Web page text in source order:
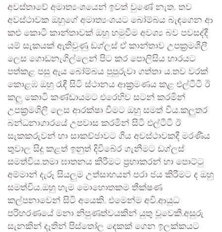
අවස්තාවේ අමාත්‍යංශයෙන් ඉවත් වුණේ නැත. තව
අවස්ථාවක ඔහුගේ අමාත්‍යංශයට බෝම්බය බැඳගෙන ආ
කළු කොටි කාන්තාවක් ඔහු හමුවීම අවශ්‍ය බව පවසද්දී
යම් සැකයක් ඇතිවුණු ඩග්ලස් ඒ කාන්තාව උපක්‍රමශීලී
ලෙස ගොඩනැගිල්ලෙන් පිට කර පොලිසිය භාරයට
පත්කළ පසු ඇය බෝම්බය පුපුරුවා ගත්තා ය.තව වරක්
කොළඹ ඔහු රැඳී සිටි ස්ථානය ආක්‍රමණය කළ එල්ටීටී ඊ
කලු කොටි කණ්ඩායමට එරෙහිව සටන් කරමින්
උපක්‍රමශිලී ලෙස ආරක්ෂා වීමට ඔහු සමත් විය.කලුතර
බන්ධනාගාරයේ උපවාස කරමින් සිටි එල්ටීටී ඊ
සැකකරුවන් හා සාකච්ඡාවට ගිය අවස්ථාවකදී මරණීය
තුවාල සිදු කළත් ඉනුත් දිවිබේර ගැනීමට ඩග්ලස්
සමත්විය.තමා ඝාතනය කිරීමට ප්‍රභාකරන් හා පොට්ටු
අම්මාන් දැරූ සියලුම උත්සාහයන් පරා ජය කිරීමට ද ඔහු
සමත්විය.ඔහු හැම මොහොතකම තීක්ෂණ
කල්පනාවෙන් සිටි අයෙකි. එමෙන්ම අවි.ආයුධ
පරිහරණයේ මනා නිපුණත්වයකින්‍ යුතු වූවෙකි.අසුරු
සැනකින් දෑතින් පිස්තෝල දෙකක් ගෙන ඉලක්කයට